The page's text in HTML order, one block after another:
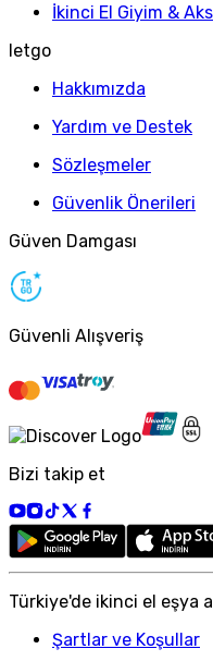
İkinci El Giyim &
letgo
Hakkımızda
Yardım ve Destek
Sözleşmeler
Güvenlik Önerileri
Güven Damgası
Güvenli Alışveriş
Bizi takip et
Türkiye'de ikinci el eşya
Şartlar ve Koşullar